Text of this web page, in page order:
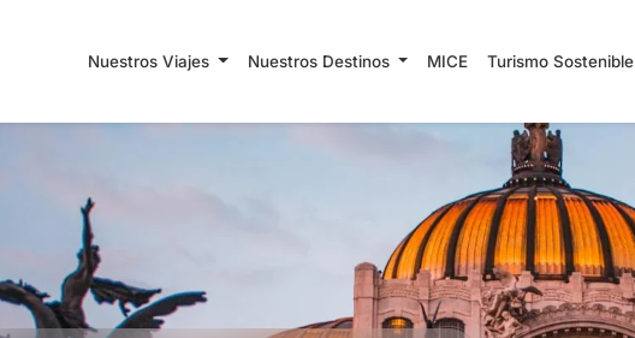
Nuestros Viajes Nuestros Destinos MICE Turismo Sostenible